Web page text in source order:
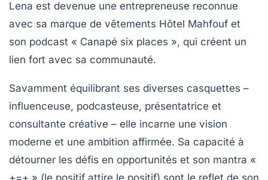
Lena est devenue une entrepreneuse reconnue
avec sa marque de vêtements Hôtel Mahfouf et
son podcast « Canapé six places », qui créent un
lien fort avec sa communauté.
Savamment équilibrant ses diverses casquettes –
influenceuse, podcasteuse, présentatrice et
consultante créative – elle incarne une vision
moderne et une ambition affirmée. Sa capacité à
détourner les défis en opportunités et son mantra «
+=+ » (le positif attire le positif) sont le reflet de son